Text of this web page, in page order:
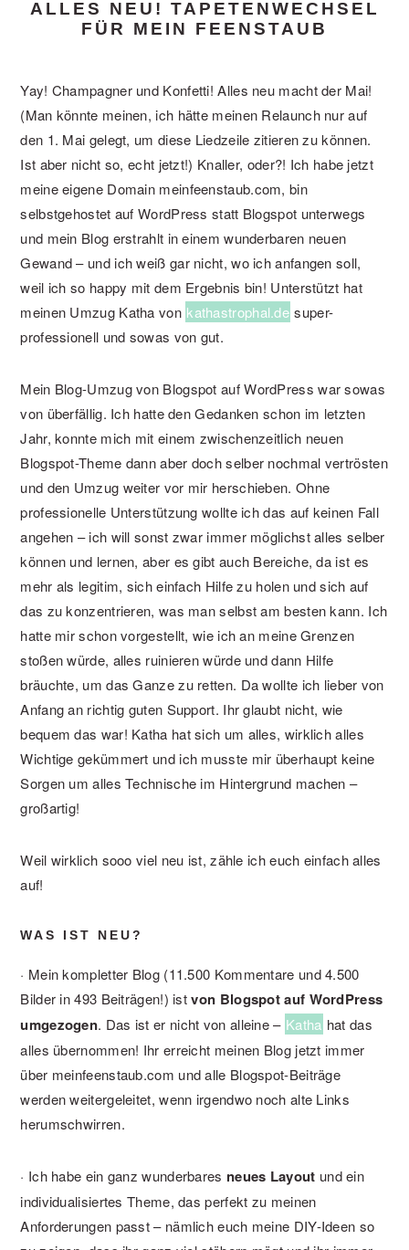
ALLES NEU! TAPETENWECHSEL
FÜR MEIN FEENSTAUB
Yay! Champagner und Konfetti! Alles neu macht der Mai!
(Man könnte meinen, ich hätte meinen Relaunch nur auf
den 1. Mai gelegt, um diese Liedzeile zitieren zu können.
Ist aber nicht so, echt jetzt!) Knaller, oder?! Ich habe jetzt
meine eigene Domain meinfeenstaub.com, bin
selbstgehostet auf WordPress statt Blogspot unterwegs
und mein Blog erstrahlt in einem wunderbaren neuen
Gewand – und ich weiß gar nicht, wo ich anfangen soll,
weil ich so happy mit dem Ergebnis bin! Unterstützt hat
meinen Umzug Katha von kathastrophal.de super-
professionell und sowas von gut.
Mein Blog-Umzug von Blogspot auf WordPress war sowas
von überfällig. Ich hatte den Gedanken schon im letzten
Jahr, konnte mich mit einem zwischenzeitlich neuen
Blogspot-Theme dann aber doch selber nochmal vertrösten
und den Umzug weiter vor mir herschieben. Ohne
professionelle Unterstützung wollte ich das auf keinen Fall
angehen – ich will sonst zwar immer möglichst alles selber
können und lernen, aber es gibt auch Bereiche, da ist es
mehr als legitim, sich einfach Hilfe zu holen und sich auf
das zu konzentrieren, was man selbst am besten kann. Ich
hatte mir schon vorgestellt, wie ich an meine Grenzen
stoßen würde, alles ruinieren würde und dann Hilfe
bräuchte, um das Ganze zu retten. Da wollte ich lieber von
Anfang an richtig guten Support. Ihr glaubt nicht, wie
bequem das war! Katha hat sich um alles, wirklich alles
Wichtige gekümmert und ich musste mir überhaupt keine
Sorgen um alles Technische im Hintergrund machen –
großartig!
Weil wirklich sooo viel neu ist, zähle ich euch einfach alles
auf!
WAS IST NEU?
· Mein kompletter Blog (11.500 Kommentare und 4.500
Bilder in 493 Beiträgen!) istvon Blogspot auf WordPress
umgezogen. Das ist er nicht von alleine – Katha hat das
alles übernommen! Ihr erreicht meinen Blog jetzt immer
über meinfeenstaub.com und alle Blogspot-Beiträge
werden weitergeleitet, wenn irgendwo noch alte Links
herumschwirren.
· Ich habe ein ganz wunderbares neues Layout und ein
individualisiertes Theme, das perfekt zu meinen
Anforderungen passt – nämlich euch meine DIY-Ideen so